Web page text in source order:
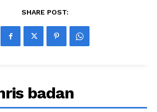
SHARE POST:
badan